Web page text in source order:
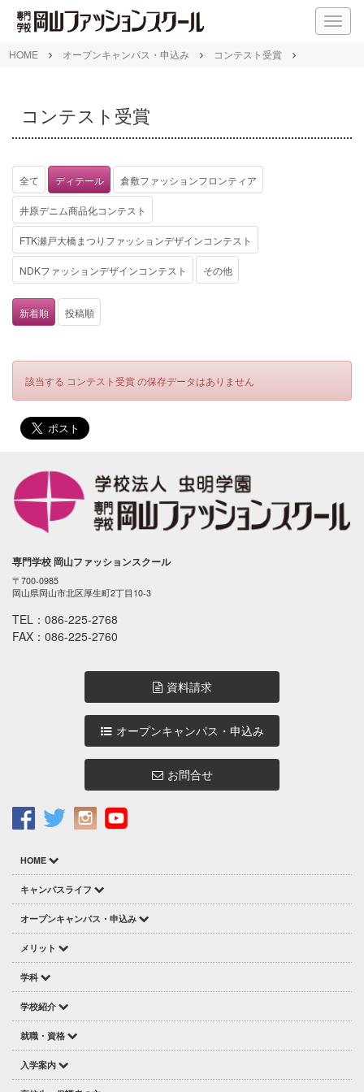
M
E
HOME オープンキャンパス・申込み コンテスト受賞
コンテスト受賞
全て ディテール 倉敷ファッションフロンティア
井原デニム商品化コンテスト
FTK瀬戸大橋まつりファッションデザインコンテスト
NDKファッションデザインコンテスト その他
新着順 投稿順
該当する コンテスト受賞 の保存データはありません
専門学校 岡山ファッションスクール
〒700-0985
岡山県岡山市北区厚生町2丁目10-3
TEL： 086-225-2768
FAX：086-225-2760
資料請求
オープンキャンパス・申込み
お問合せ
HOME
キャンパスライフ
オープンキャンパス・申込み
メリット
学科
学校紹介
就職・資格
入学案内